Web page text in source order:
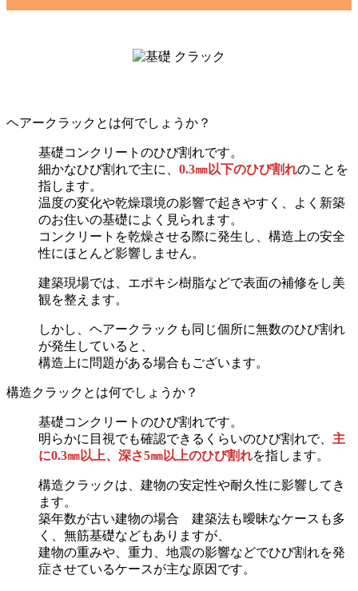
ヘアークラックとは何でしょうか？
基礎コンクリートのひび割れです。
細かなひび割れで主に、 0.3㎜以下のひび割れのことを
指します。
温度の変化や乾燥環境の影響で起きやすく、よく新築
のお住いの基礎によく見られます。
コンクリートを乾燥させる際に発生し、構造上の安全
性にほとんど影響しません。
建築現場では、エポキシ樹脂などで表面の補修をし美
観を整えます。
しかし、ヘアークラックも同じ個所に無数のひび割れ
が発生していると、
構造上に問題がある場合もございます。
構造クラックとは何でしょうか？
基礎コンクリートのひび割れです。
明らかに目視でも確認できるくらいのひび割れで、 主
に0.3㎜以上、深さ5㎜以上のひび割れを指します。
構造クラックは、建物の安定性や耐久性に影響してき
ます。
築年数が古い建物の場合 建築法も曖昧なケースも多
く、無筋基礎などもありますが、
建物の重みや、重力、地震の影響などでひび割れを発
症させているケースが主な原因です。